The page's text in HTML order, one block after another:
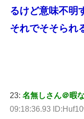
るけど意味不明
それでそそられ
23: 名無しさん＠暇
09:18:36.93